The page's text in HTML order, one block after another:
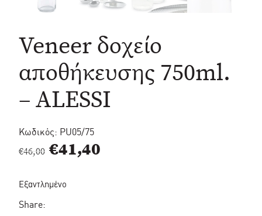
Veneer δοχείο
αποθήκευσης 750ml.
– ALESSI
Κωδικός: PU05/75
€46,00 Original
was:
€41,40
Εξαντλημένο
Share: